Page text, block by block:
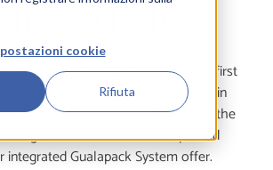
cookie
Rifiuta
time
has exhibited at Fispal 2017, for the first
Brazil (June 27-30). After Interpack in
opportunity to introduce in Brazil the
together with our famous Spouted
integrated Gualapack System offer.